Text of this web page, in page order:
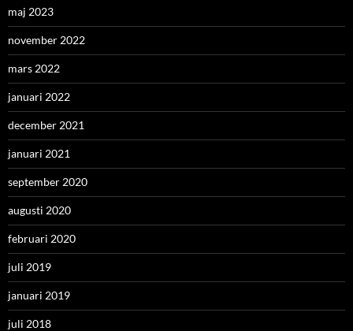
maj 2023
november 2022
mars 2022
januari 2022
december 2021
januari 2021
september 2020
augusti 2020
februari 2020
juli 2019
januari 2019
juli 2018